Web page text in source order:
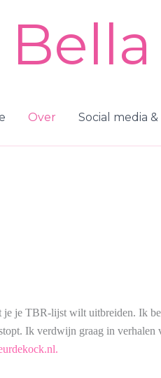
Over Social media
je TBR-lijst wilt uitbreiden. Ik
Ik verdwijn graag in